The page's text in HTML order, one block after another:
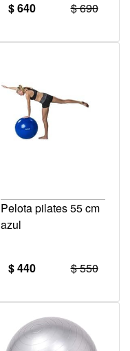
$ 640 $ 690
Pelota pilates 55 cm
azul
$ 440 $ 550